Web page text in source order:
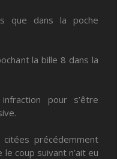
que dans la poche
la bille 8 dans la
pour s’être
précédemment
coup suivant n’ait eu